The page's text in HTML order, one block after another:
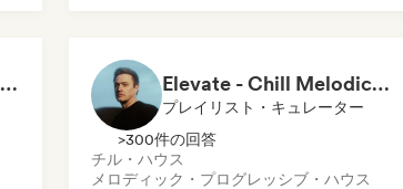
Techno Evolution by Liberal Elevate - Chill Melodic House by Hayyoo
プレイリスト・キュレーター
>300件の回答
チル・ハウス
メロディック・プログレッシブ・ハウス